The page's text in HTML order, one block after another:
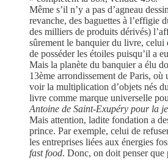
Même s’il n’y a pas d’agneau
revanche, des baguettes à l’effigie
des milliers de produits dérivés)
sûrement le banquier du livre, celui
de posséder les étoiles puisqu’il a
Mais la planète du banquier a élu
13ème arrondissement de Paris, où
voir la multiplication d’objets nés
livre comme marque universelle
Antoine de Saint-Exupéry pour la
Mais attention, ladite fondation a
prince. Par exemple, celui de
les entreprises liées aux énergies
fast food. Donc, on doit penser que